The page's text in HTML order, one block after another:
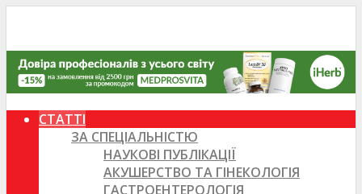
СТАТТІ
ЗА СПЕЦІАЛЬНІСТЮ
НАУКОВІ ПУБЛІКАЦІЇ
АКУШЕРСТВО ТА ГІНЕКОЛОГІЯ
ГАСТРОЕНТЕРОЛОГІЯ